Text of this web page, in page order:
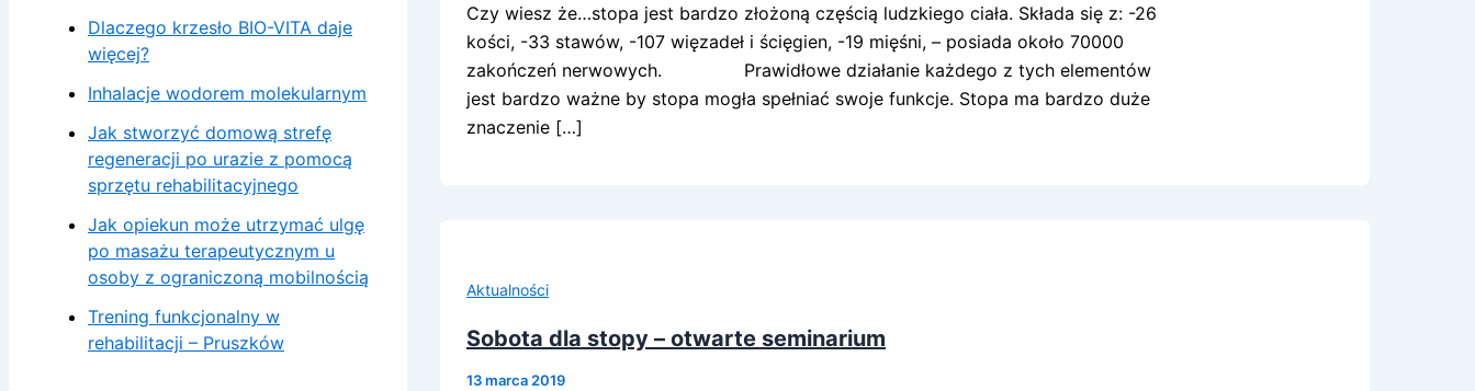
Dlaczego krzesło BIO-VITA daje
więcej?
Inhalacje wodorem molekularnym
Jak stworzyć domową strefę
regeneracji po urazie z pomocą
sprzętu rehabilitacyjnego
Jak opiekun może utrzymać ulgę
po masażu terapeutycznym u
osoby z ograniczoną mobilnością
Trening funkcjonalny w
rehabilitacji – Pruszków
Czy wiesz że…stopa jest bardzo złożoną częścią ludzkiego ciała. Składa się z: -26
kości, -33 stawów, -107 więzadeł i ścięgien, -19 mięśni, – posiada około 70000
zakończeń nerwowych. Prawidłowe działanie każdego z tych elementów
jest bardzo ważne by stopa mogła spełniać swoje funkcje. Stopa ma bardzo duże
znaczenie […]
Aktualności
Sobota dla stopy – otwarte seminarium
13 marca 2019